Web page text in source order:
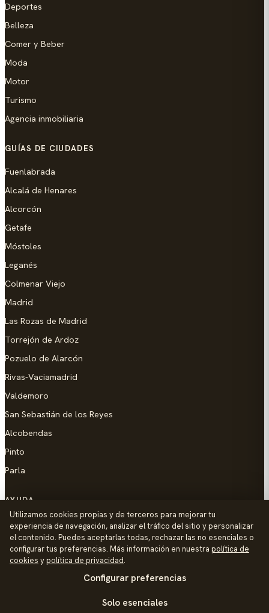
Deportes
Belleza
Comer y Beber
Moda
Motor
Turismo
Agencia inmobiliaria
GUÍAS DE CIUDADES
Fuenlabrada
Alcalá de Henares
Alcorcón
Getafe
Móstoles
Leganés
Colmenar Viejo
Madrid
Las Rozas de Madrid
Torrejón de Ardoz
Pozuelo de Alarcón
Rivas-Vaciamadrid
Valdemoro
San Sebastián de los Reyes
Alcobendas
Pinto
Parla
AYUDA
Añadir empresa
Contacto
Política de Privacidad
Utilizamos cookies propias y de terceros para mejorar tu
experiencia de navegación, analizar el tráfico del sitio y personalizar
el contenido. Puedes aceptarlas todas, rechazar las no esenciales o
configurar tus preferencias. Más información en nuestra política de
cookies ypolítica de privacidad.
Configurar preferencias
Solo esenciales